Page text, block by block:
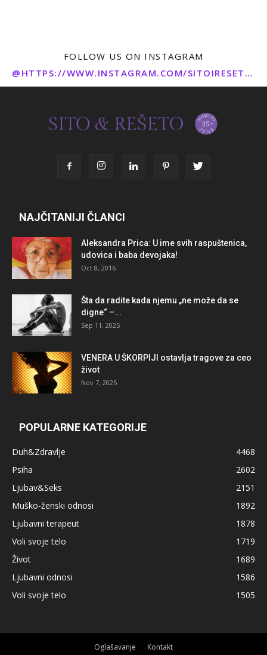
FOLLOW US ON INSTAGRAM
@HTTPS://WWW.INSTAGRAM.COM/SITOIRESETO/
NAJČITANIJI ČLANCI
Aleksandra Prica: U ime svih raspuštenica,
udovica i baba devojaka!
Oct 8, 2016
Šta da radite kada njemu „ne može da se
digne“ –...
Sep 11, 2025
VENERA U ŠKORPIJI ostavlja tragove za ceo
život
Nov 7, 2025
POPULARNE KATEGORIJE
Duh&Zdravlje
4468
Psiha
2602
Ljubav&Seks
2151
Muško-ženski odnosi
1892
Ljubavni terapeut
1878
Voli svoje telo
1719
Život
1689
Ljubavni odnosi
1586
Voli svoje telo
1505
Oglašavanje Kontakt